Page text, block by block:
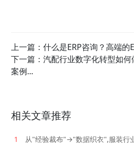
上一篇：什么是ERP咨询？高端的
下一篇：汽配行业数字化转型如
案例...
相关文章推荐
1
从"经验裁布"→"数据织衣",服装行业